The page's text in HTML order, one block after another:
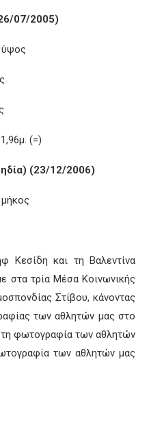
07/2005)
ύψος
(=)
(23/12/2006)
Κεσίδη και τη Βαλεντίνα
στα τρία Μέσα Κοινωνικής
Στίβου, κάνοντας
των αθλητών μας στο
φωτογραφία των αθλητών
των αθλητών μας